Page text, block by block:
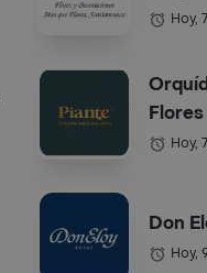
Hoy,
Hoy,
Don
Hoy,